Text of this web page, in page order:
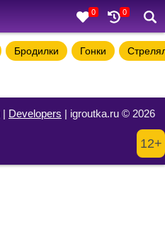
0 0
Бродилки Гонки
| Developers | igroutka.ru © 2026
12+